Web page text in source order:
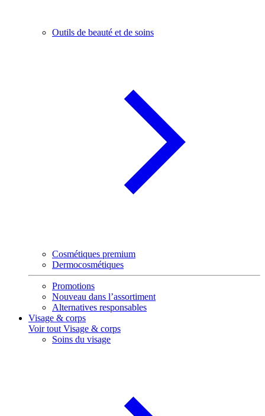
Outils de beauté et de soins
Cosmétiques premium
Dermocosmétiques
Promotions
Nouveau dans l’assortiment
Alternatives responsables
Visage & corps
Voir tout Visage & corps
Soins du visage